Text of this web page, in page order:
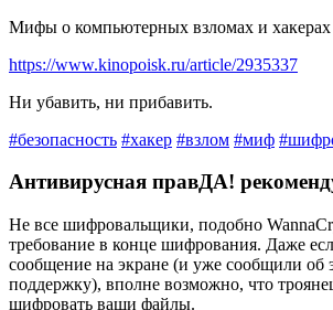
Мифы о компьютерных взломах и
https://www.kinopoisk.ru/article/2935337
Ни убавить, ни прибавить.
#безопасность #хакер #взлом #миф
Антивирусная правДА!
Не все шифровальщики, подобно
требование в конце шифрования. Даже
сообщение на экране (и уже сообщили об
поддержку), вполне возможно, что
шифровать ваши файлы.